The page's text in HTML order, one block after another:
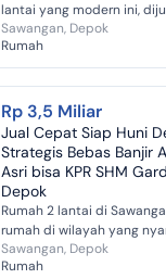
lantai yang modern ini, dijual dengan
pemandangan indah yang
estetika di lingkungan huni...
Sawangan, Depok
Rumah
Rp 3,5 Miliar
Jual Cepat Siap Huni
Strategis Bebas Banjir
Asri bisa KPR SHM
Depok
Rumah 2 lantai di Sawangan,
rumah di wilayah yang
pemandangan
lantai bergaya minimalist...
Sawangan, Depok
Rumah